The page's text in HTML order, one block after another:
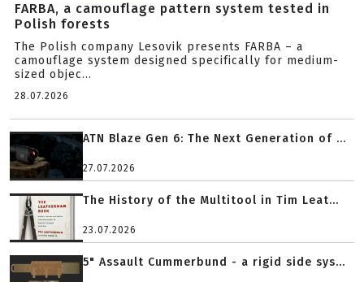
FARBA, a camouflage pattern system tested in
Polish forests
The Polish company Lesovik presents FARBA – a
camouflage system designed specifically for medium-
sized objec...
28.07.2026
ATN Blaze Gen 6: The Next Generation of ...
27.07.2026
The History of the Multitool in Tim Leat...
23.07.2026
5" Assault Cummerbund - a rigid side sys...